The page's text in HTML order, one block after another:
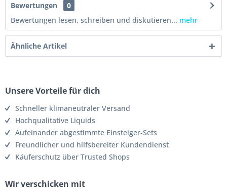
Bewertungen
0
Bewertungen lesen, schreiben und diskutieren... mehr
Ähnliche Artikel
Unsere Vorteile für dich
Schneller klimaneutraler Versand
Hochqualitative Liquids
Aufeinander abgestimmte Einsteiger-Sets
Freundlicher und hilfsbereiter Kundendienst
Käuferschutz über Trusted Shops
Wir verschicken mit